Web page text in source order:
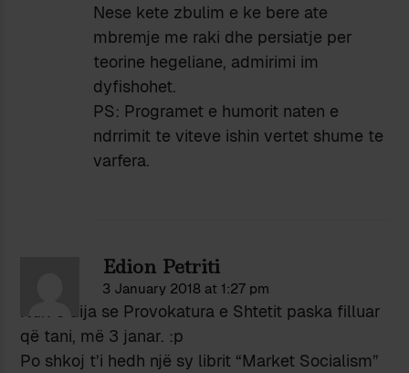
Nese kete zbulim e ke bere ate
mbremje me raki dhe persiatje per
teorine hegeliane, admirimi im
dyfishohet.
PS: Programet e humorit naten e
ndrrimit te viteve ishin vertet shume te
varfera.
Edion Petriti
3 January 2018 at 1:27 pm
Nuk e dija se Provokatura e Shtetit paska filluar
që tani, më 3 janar. :p
Po shkoj t’i hedh një sy librit “Market Socialism”